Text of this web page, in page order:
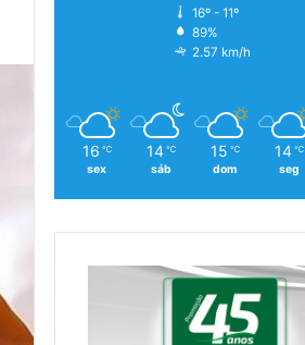
16º - 11º
89%
2.57 km/h
16 ℃
sex
14 ℃
sáb
15 ℃
dom
14 ℃
seg